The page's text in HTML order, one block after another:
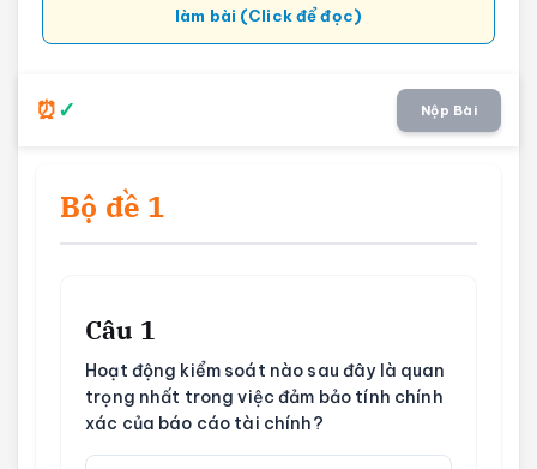
làm bài (Click để đọc)
Nộp Bài
Bộ đề 1
Câu 1
Hoạt động kiểm soát nào sau đây là quan
trọng nhất trong việc đảm bảo tính chính
xác của báo cáo tài chính?